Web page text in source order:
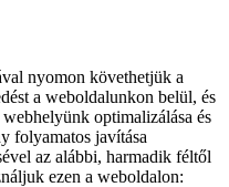
nyomon követhetjük a
a weboldalunkon belül, és
optimalizálása és
folyamatos javítása
az alábbi, harmadik féltől
ezen a weboldalon: